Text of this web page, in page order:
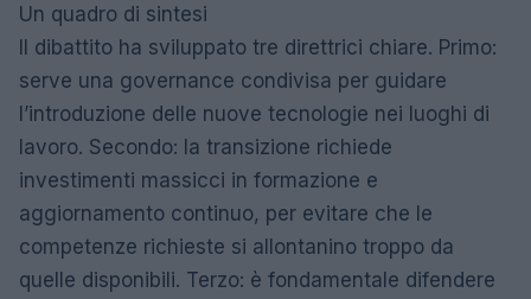
Un quadro di sintesi
Il dibattito ha sviluppato tre direttrici chiare. Primo:
serve una governance condivisa per guidare
l’introduzione delle nuove tecnologie nei luoghi di
lavoro. Secondo: la transizione richiede
investimenti massicci in formazione e
aggiornamento continuo, per evitare che le
competenze richieste si allontanino troppo da
quelle disponibili. Terzo: è fondamentale difendere